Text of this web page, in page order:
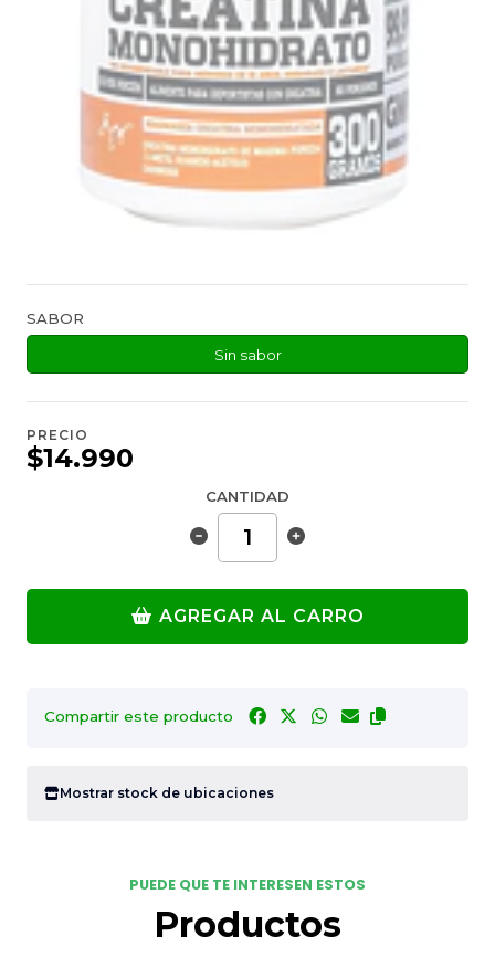
SABOR
Sin sabor
PRECIO
$14.990
CANTIDAD
AGREGAR AL CARRO
Compartir este producto
Mostrar stock de ubicaciones
PUEDE QUE TE INTERESEN ESTOS
Productos